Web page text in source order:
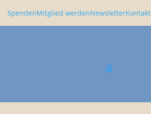
SpendenMitglied werdenNewsletterKontakt